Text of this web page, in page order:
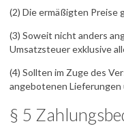
(2) Die ermäßigten Preise
(3) Soweit nicht anders
Umsatzsteuer exklusive
(4) Sollten im Zuge des
angebotenen
§ 5